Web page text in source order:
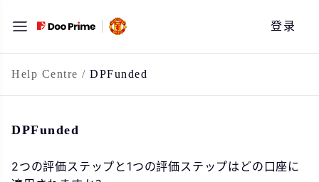
至
内
容
登录
Help Centre / DPFunded
DPFunded
2つの評価ステップと1つの評価ステップはどの口座に